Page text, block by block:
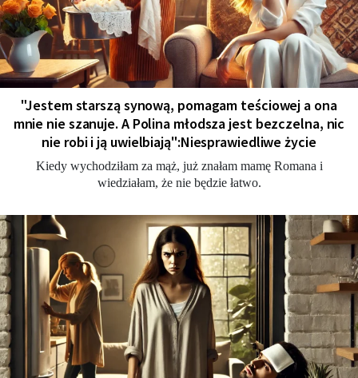
"Jestem starszą synową, pomagam teściowej a ona
mnie nie szanuje. A Polina młodsza jest bezczelna, nic
nie robi i ją uwielbiają":Niesprawiedliwe życie
Kiedy wychodziłam za mąż, już znałam mamę Romana i
wiedziałam, że nie będzie łatwo.